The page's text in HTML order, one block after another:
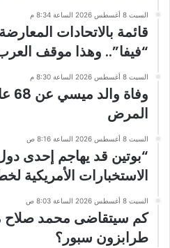
السبت 8 أغسطس 2026 الساعة 8:34 م
قائمة بالاتحادات
“فيفا”.. وهذا موقف
السبت 8 أغسطس 2026 الساعة 8:30 م
المرض
السبت 8 أغسطس 2026 الساعة 8:16 ص
“بوتين قد يهاجم إحدى
الاستخبارات الأمريكية
السبت 8 أغسطس 2026 الساعة 8:03 ص
كم سيتقاضى محمد صلاح
طرابزون سبور؟